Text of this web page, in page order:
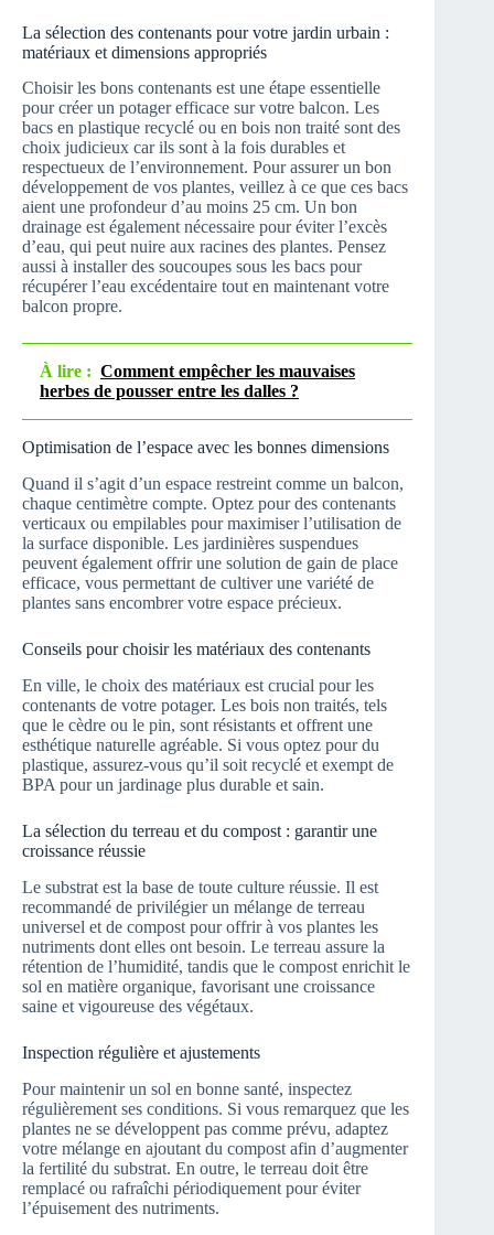
La sélection des contenants pour votre jardin urbain :
matériaux et dimensions appropriés
Choisir les bons contenants est une étape essentielle
pour créer un potager efficace sur votre balcon. Les
bacs en plastique recyclé ou en bois non traité sont des
choix judicieux car ils sont à la fois durables et
respectueux de l’environnement. Pour assurer un bon
développement de vos plantes, veillez à ce que ces bacs
aient une profondeur d’au moins 25 cm. Un bon
drainage est également nécessaire pour éviter l’excès
d’eau, qui peut nuire aux racines des plantes. Pensez
aussi à installer des soucoupes sous les bacs pour
récupérer l’eau excédentaire tout en maintenant votre
balcon propre.
À lire : Comment empêcher les mauvaises
herbes de pousser entre les dalles ?
Optimisation de l’espace avec les bonnes dimensions
Quand il s’agit d’un espace restreint comme un balcon,
chaque centimètre compte. Optez pour des contenants
verticaux ou empilables pour maximiser l’utilisation de
la surface disponible. Les jardinières suspendues
peuvent également offrir une solution de gain de place
efficace, vous permettant de cultiver une variété de
plantes sans encombrer votre espace précieux.
Conseils pour choisir les matériaux des contenants
En ville, le choix des matériaux est crucial pour les
contenants de votre potager. Les bois non traités, tels
que le cèdre ou le pin, sont résistants et offrent une
esthétique naturelle agréable. Si vous optez pour du
plastique, assurez-vous qu’il soit recyclé et exempt de
BPA pour un jardinage plus durable et sain.
La sélection du terreau et du compost : garantir une
croissance réussie
Le substrat est la base de toute culture réussie. Il est
recommandé de privilégier un mélange de terreau
universel et de compost pour offrir à vos plantes les
nutriments dont elles ont besoin. Le terreau assure la
rétention de l’humidité, tandis que le compost enrichit le
sol en matière organique, favorisant une croissance
saine et vigoureuse des végétaux.
Inspection régulière et ajustements
Pour maintenir un sol en bonne santé, inspectez
régulièrement ses conditions. Si vous remarquez que les
plantes ne se développent pas comme prévu, adaptez
votre mélange en ajoutant du compost afin d’augmenter
la fertilité du substrat. En outre, le terreau doit être
remplacé ou rafraîchi périodiquement pour éviter
l’épuisement des nutriments.